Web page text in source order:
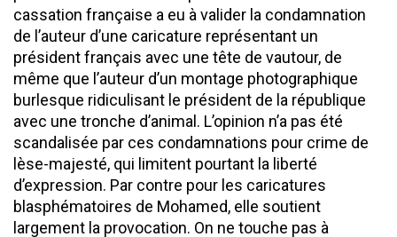
cassation française a eu à valider la condamnation
de l’auteur d’une caricature représentant un
président français avec une tête de vautour, de
même que l’auteur d’un montage photographique
burlesque ridiculisant le président de la république
avec une tronche d’animal. L’opinion n’a pas été
scandalisée par ces condamnations pour crime de
lèse-majesté, qui limitent pourtant la liberté
d’expression. Par contre pour les caricatures
blasphématoires de Mohamed, elle soutient
largement la provocation. On ne touche pas à